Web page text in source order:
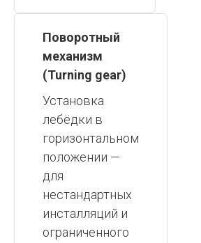
Поворотный
механизм
(Turning gear)
Установка
лебёдки в
горизонтальном
положении —
для
нестандартных
инсталляций и
ограниченного